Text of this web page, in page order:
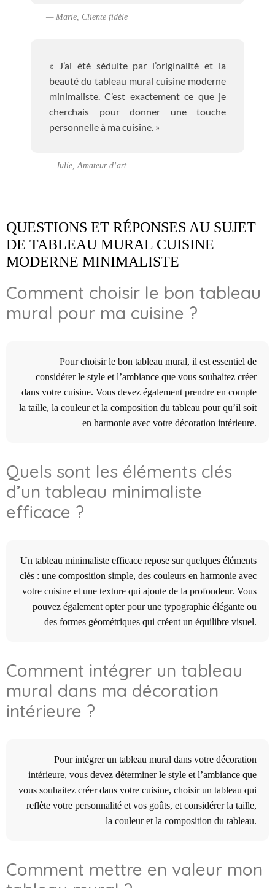
— Marie, Cliente fidèle
« J’ai été séduite par l’originalité et la
beauté du tableau mural cuisine moderne
minimaliste. C’est exactement ce que je
cherchais pour donner une touche
personnelle à ma cuisine. »
— Julie, Amateur d’art
QUESTIONS ET RÉPONSES AU SUJET
DE TABLEAU MURAL CUISINE
MODERNE MINIMALISTE
Comment choisir le bon tableau
mural pour ma cuisine ?
Pour choisir le bon tableau mural, il est essentiel de
considérer le style et l’ambiance que vous souhaitez créer
dans votre cuisine. Vous devez également prendre en compte
la taille, la couleur et la composition du tableau pour qu’il soit
en harmonie avec votre décoration intérieure.
Quels sont les éléments clés
d’un tableau minimaliste
efficace ?
Un tableau minimaliste efficace repose sur quelques éléments
clés : une composition simple, des couleurs en harmonie avec
votre cuisine et une texture qui ajoute de la profondeur. Vous
pouvez également opter pour une typographie élégante ou
des formes géométriques qui créent un équilibre visuel.
Comment intégrer un tableau
mural dans ma décoration
intérieure ?
Pour intégrer un tableau mural dans votre décoration
intérieure, vous devez déterminer le style et l’ambiance que
vous souhaitez créer dans votre cuisine, choisir un tableau qui
reflète votre personnalité et vos goûts, et considérer la taille,
la couleur et la composition du tableau.
Comment mettre en valeur mon